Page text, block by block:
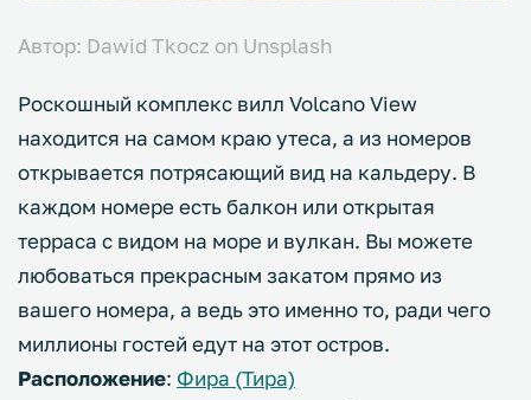
Автор: Dawid Tkocz on Unsplash
Роскошный комплекс вилл Volcano View
находится на самом краю утеса, а из номеров
открывается потрясающий вид на кальдеру. В
каждом номере есть балкон или открытая
терраса с видом на море и вулкан. Вы можете
любоваться прекрасным закатом прямо из
вашего номера, а ведь это именно то, ради чего
миллионы гостей едут на этот остров.
Расположение: Фира (Тира)